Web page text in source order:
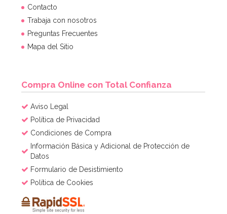
Adaptador Estándar para Boquillas PME
AÑADIR
Contacto
Trabaja con nosotros
Preguntas Frecuentes
Mapa del Sitio
Compra Online con Total Confianza
Aviso Legal
Política de Privacidad
Condiciones de Compra
Información Básica y Adicional de Protección de
Datos
Formulario de Desistimiento
Política de Cookies